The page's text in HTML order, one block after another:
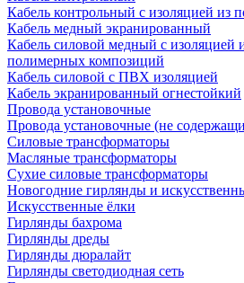
Кабель контрольный с изоляцией из
Кабель медный экранированный
Кабель силовой медный с изоляцией
полимерных композиций
Кабель силовой с ПВХ изоляцией
Кабель экранированный огнестойкий
Провода установочные
Провода установочные (не
Силовые трансформаторы
Масляные трансформаторы
Сухие силовые трансформаторы
Новогодние гирлянды и
Искусственные ёлки
Гирлянды бахрома
Гирлянды дреды
Гирлянды дюралайт
Гирлянды светодиодная сеть